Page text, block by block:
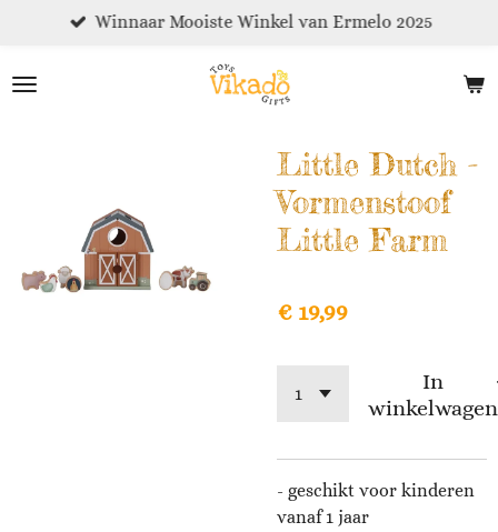
naar
Winnaar Mooiste Winkel van Ermelo 2025
Little Dutch -
Vormenstoof
Little Farm
€ 19,99
In
winkelwagen
- geschikt voor kinderen
vanaf 1 jaar